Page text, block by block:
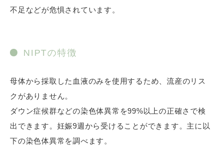
不足などが危惧されています。
NIPTの特徴
母体から採取した血液のみを使用するため、流産のリス
クがありません。
ダウン症候群などの染色体異常を99%以上の正確さで検
出できます。妊娠9週から受けることができます。主に以
下の染色体異常を調べます。